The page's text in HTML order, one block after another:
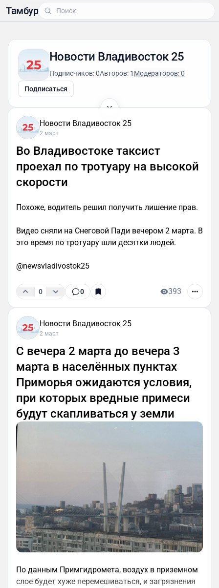
Тамбур
Новости Владивосток 25
Подписчиков: 0Авторов: 1 Модераторов: 0
Подписаться
Новости Владивосток 25
2 март
Во Владивостоке таксист
проехал по тротуару на высокой
скорости
Похоже, водитель решил получить лишение прав.
Видео сняли на Снеговой Пади вечером 2 марта. В
это время по тротуару шли десятки людей.
@newsvladivostok25
0 0 393
Новости Владивосток 25
2 март
С вечера 2 марта до вечера 3
марта в населённых пунктах
Приморья ожидаются условия,
при которых вредные примеси
будут скапливаться у земли
По данным Примгидромета, воздух в приземном
слое будет хуже перемешиваться, и загрязнения